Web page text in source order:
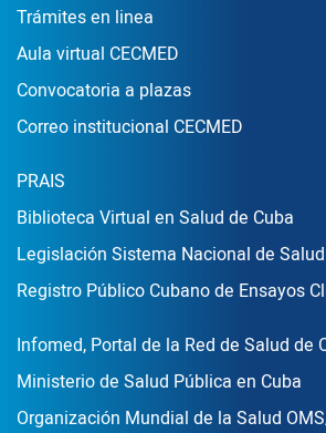
Enlace Footer1
Trámites en linea
Aula virtual CECMED
Convocatoria a plazas
Correo institucional CECMED
Enlace Footer2
PRAIS
Biblioteca Virtual en Salud de Cuba
Legislación Sistema Nacional de Salud
Registro Público Cubano de Ensayos
Enlace Footer3
Infomed, Portal de la Red de Salud de
Ministerio de Salud Pública en Cuba
Organización Mundial de la Salud